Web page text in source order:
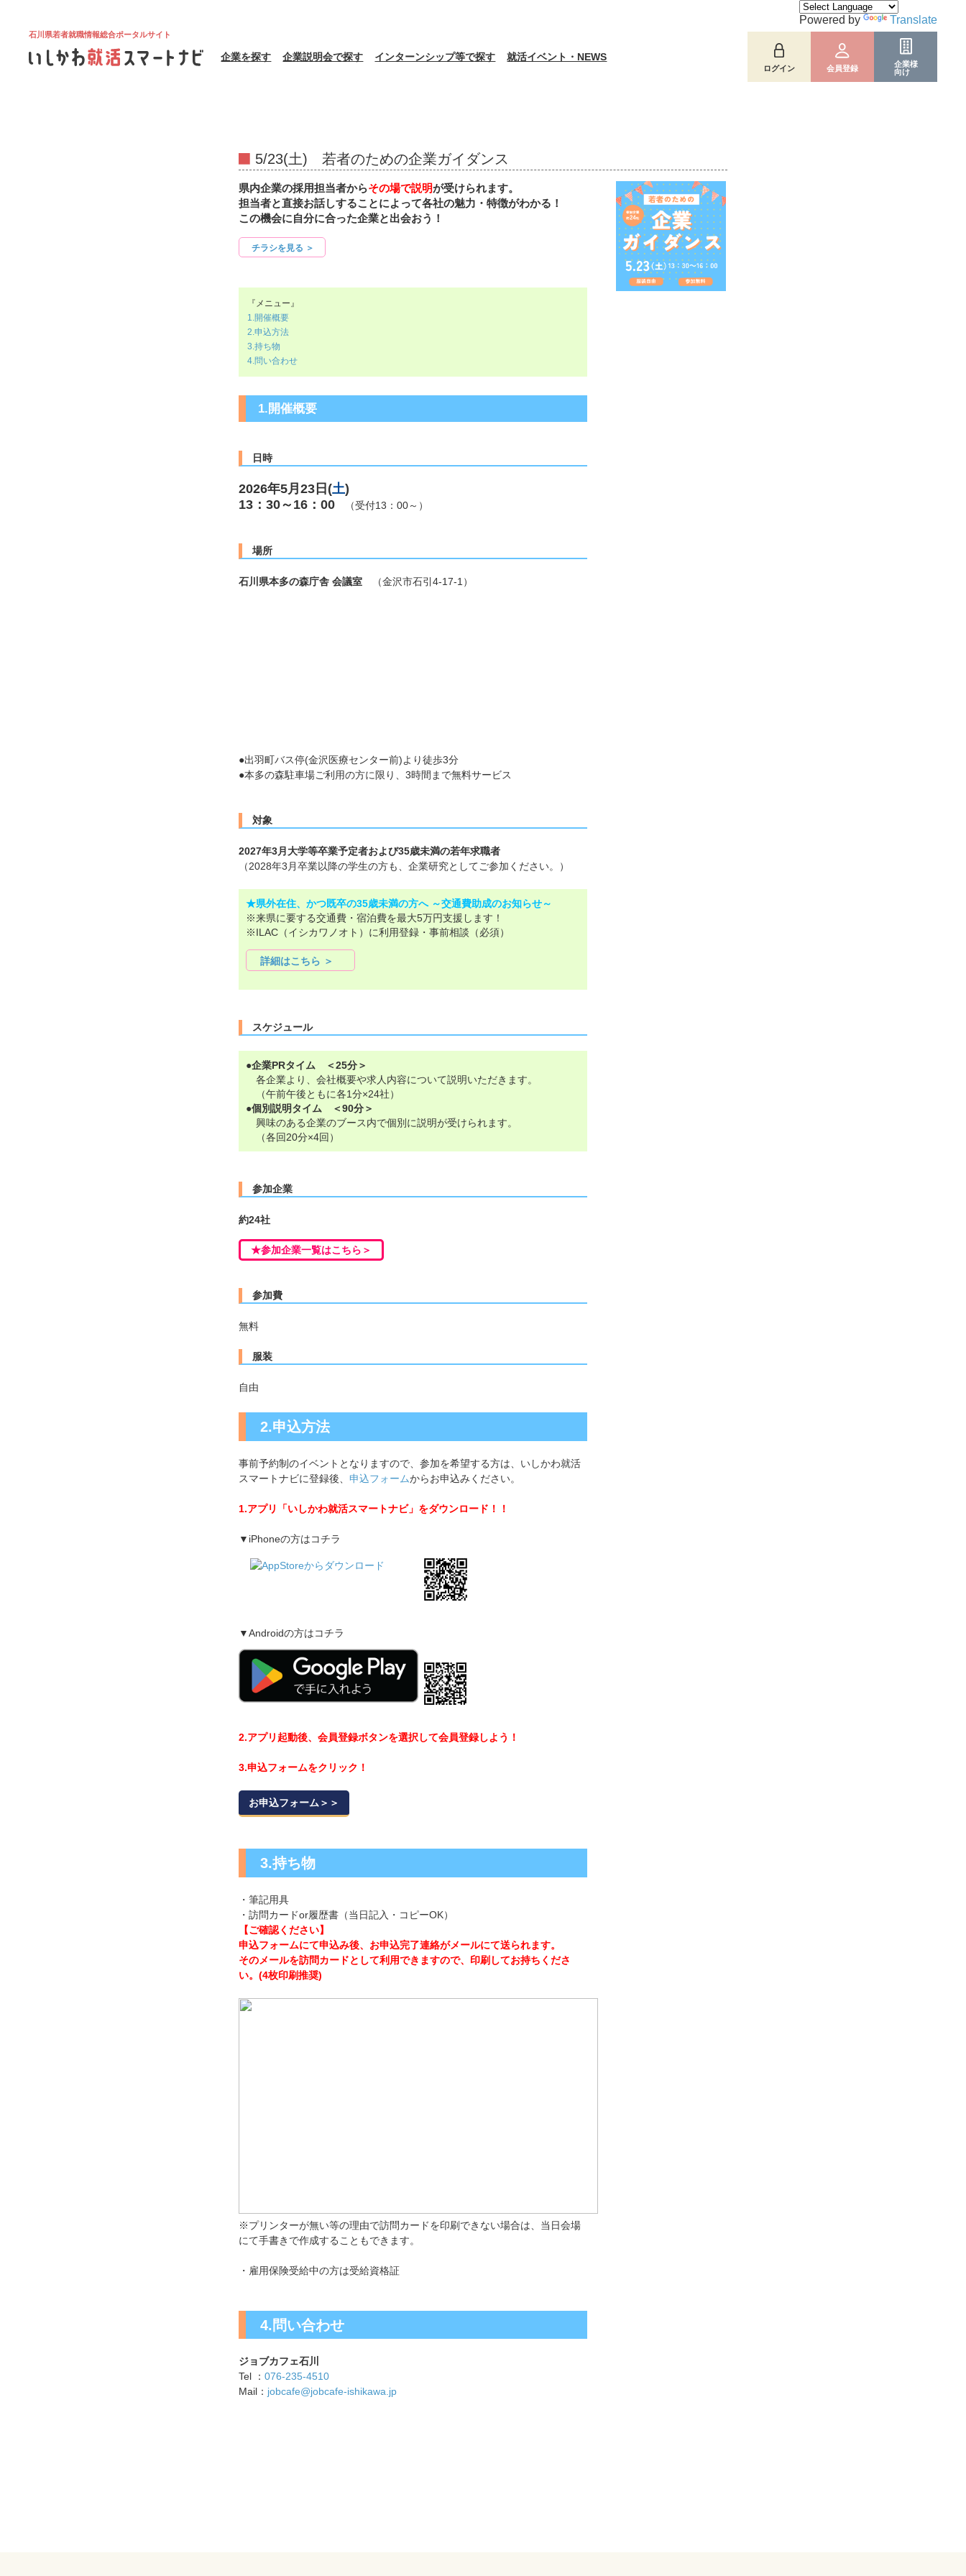
石川県若者就職情報総合ポータルサイト
企業を探す 企業説明会で探す インターンシップ等で探す 就活イベント・NEWS
ログイン 会員登録
企業様
向け
Powered by Translate
5/23(土) 若者のための企業ガイダンス
県内企業の採用担当者からその場で説明が受けられます。
担当者と直接お話しすることによって各社の魅力・特徴がわかる！
この機会に自分に合った企業と出会おう！
チラシを見る ＞
『メニュー』
1.開催概要
2.申込方法
3.持ち物
4.問い合わせ
1.開催概要
日時
2026年5月23日(土)
13：30～16：00 （受付13：00～）
場所
石川県本多の森庁舎 会議室 （金沢市石引4-17-1）
●出羽町バス停(金沢医療センター前)より徒歩3分
●本多の森駐車場ご利用の方に限り、3時間まで無料サービス
対象
2027年3月大学等卒業予定者および35歳未満の若年求職者
（2028年3月卒業以降の学生の方も、企業研究としてご参加ください。）
★県外在住、かつ既卒の35歳未満の方へ ～交通費助成のお知らせ～
※来県に要する交通費・宿泊費を最大5万円支援します！
※ILAC（イシカワノオト）に利用登録・事前相談（必須）
詳細はこちら ＞
スケジュール
●企業PRタイム ＜25分＞
各企業より、会社概要や求人内容について説明いただきます。
（午前午後ともに各1分×24社）
●個別説明タイム ＜90分＞
興味のある企業のブース内で個別に説明が受けられます。
（各回20分×4回）
参加企業
約24社
★参加企業一覧はこちら＞
参加費
無料
服装
自由
2.申込方法
事前予約制のイベントとなりますので、参加を希望する方は、いしかわ就活
スマートナビに登録後、 申込フォームからお申込みください。
1.アプリ「いしかわ就活スマートナビ」をダウンロード！！
▼iPhoneの方はコチラ
▼Androidの方はコチラ
2.アプリ起動後、会員登録ボタンを選択して会員登録しよう！
3.申込フォームをクリック！
お申込フォーム＞＞
3.持ち物
・筆記用具
・訪問カードor履歴書（当日記入・コピーOK）
【ご確認ください】
申込フォームにて申込み後、お申込完了連絡がメールにて送られます。
そのメールを訪問カードとして利用できますので、印刷してお持ちくださ
い。(4枚印刷推奨)
※プリンターが無い等の理由で訪問カードを印刷できない場合は、当日会場
にて手書きで作成することもできます。
・雇用保険受給中の方は受給資格証
4.問い合わせ
ジョブカフェ石川
Tel ： 076-235-4510
Mail： jobcafe@jobcafe-ishikawa.jp